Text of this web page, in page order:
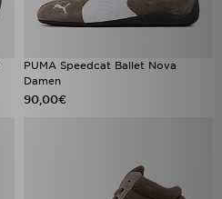
PUMA Speedcat Ballet Nova
Damen
90,00€